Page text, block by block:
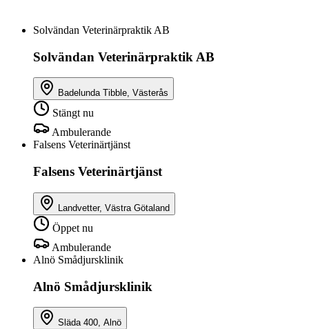
Solvändan Veterinärpraktik AB
Solvändan Veterinärpraktik AB
Badelunda Tibble, Västerås
Stängt nu
Ambulerande
Falsens Veterinärtjänst
Falsens Veterinärtjänst
Landvetter, Västra Götaland
Öppet nu
Ambulerande
Alnö Smådjursklinik
Alnö Smådjursklinik
Släda 400, Alnö